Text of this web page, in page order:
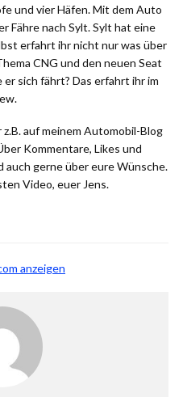
und vier Häfen. Mit dem Auto
Fähre nach Sylt. Sylt hat eine
erfahrt ihr nicht nur was über
CNG und den neuen Seat
sich fährt? Das erfahrt ihr im
auf meinem Automobil-Blog
Kommentare, Likes und
auch gerne über eure Wünsche.
Video, euer Jens.
anzeigen